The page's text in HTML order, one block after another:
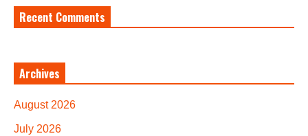
Recent Comments
Archives
August 2026
July 2026